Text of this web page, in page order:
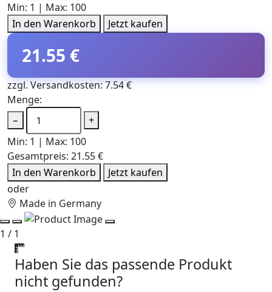
Min: 1 | Max: 100
In den Warenkorb
Jetzt kaufen
21.55 €
zzgl. Versandkosten: 7.54 €
Menge:
−
+
Min: 1 | Max: 100
Gesamtpreis: 21.55 €
In den Warenkorb
Jetzt kaufen
oder
Made in Germany
1 / 1
Haben Sie das passende Produkt
nicht gefunden?